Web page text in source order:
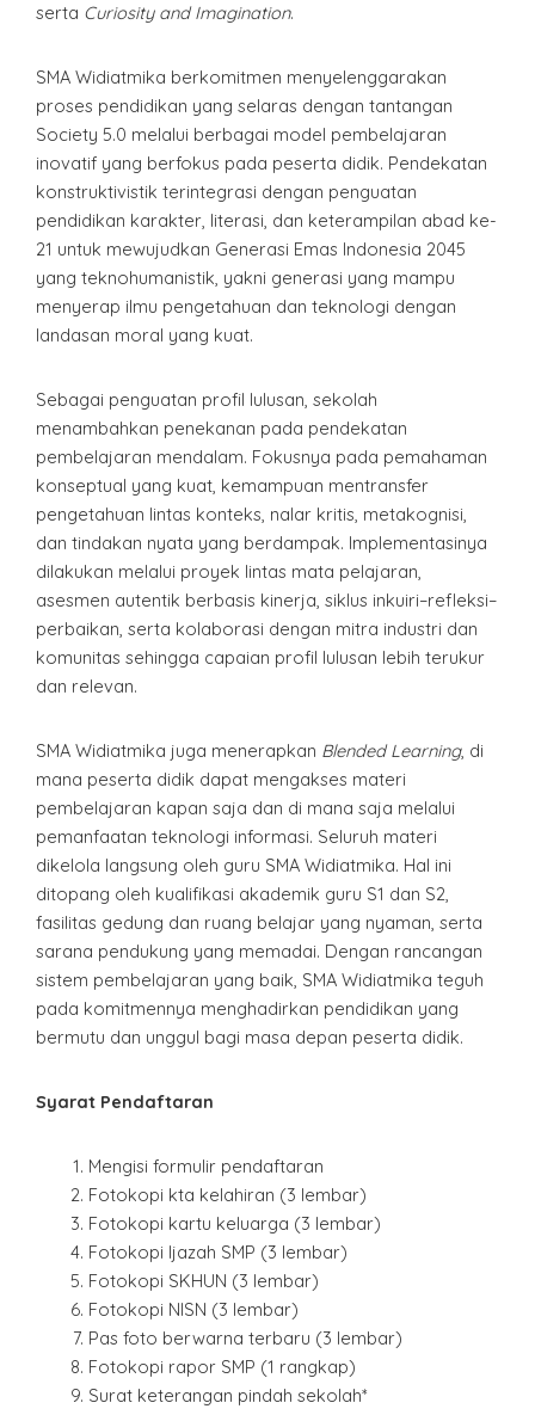
serta Curiosity and Imagination.
SMA Widiatmika berkomitmen menyelenggarakan
proses pendidikan yang selaras dengan tantangan
Society 5.0 melalui berbagai model pembelajaran
inovatif yang berfokus pada peserta didik. Pendekatan
konstruktivistik terintegrasi dengan penguatan
pendidikan karakter, literasi, dan keterampilan abad ke-
21 untuk mewujudkan Generasi Emas Indonesia 2045
yang teknohumanistik, yakni generasi yang mampu
menyerap ilmu pengetahuan dan teknologi dengan
landasan moral yang kuat.
Sebagai penguatan profil lulusan, sekolah
menambahkan penekanan pada pendekatan
pembelajaran mendalam. Fokusnya pada pemahaman
konseptual yang kuat, kemampuan mentransfer
pengetahuan lintas konteks, nalar kritis, metakognisi,
dan tindakan nyata yang berdampak. Implementasinya
dilakukan melalui proyek lintas mata pelajaran,
asesmen autentik berbasis kinerja, siklus inkuiri–refleksi–
perbaikan, serta kolaborasi dengan mitra industri dan
komunitas sehingga capaian profil lulusan lebih terukur
dan relevan.
SMA Widiatmika juga menerapkan Blended Learning, di
mana peserta didik dapat mengakses materi
pembelajaran kapan saja dan di mana saja melalui
pemanfaatan teknologi informasi. Seluruh materi
dikelola langsung oleh guru SMA Widiatmika. Hal ini
ditopang oleh kualifikasi akademik guru S1 dan S2,
fasilitas gedung dan ruang belajar yang nyaman, serta
sarana pendukung yang memadai. Dengan rancangan
sistem pembelajaran yang baik, SMA Widiatmika teguh
pada komitmennya menghadirkan pendidikan yang
bermutu dan unggul bagi masa depan peserta didik.
Syarat Pendaftaran
Mengisi formulir pendaftaran
Fotokopi kta kelahiran (3 lembar)
Fotokopi kartu keluarga (3 lembar)
Fotokopi Ijazah SMP (3 lembar)
Fotokopi SKHUN (3 lembar)
Fotokopi NISN (3 lembar)
Pas foto berwarna terbaru (3 lembar)
Fotokopi rapor SMP (1 rangkap)
Surat keterangan pindah sekolah*